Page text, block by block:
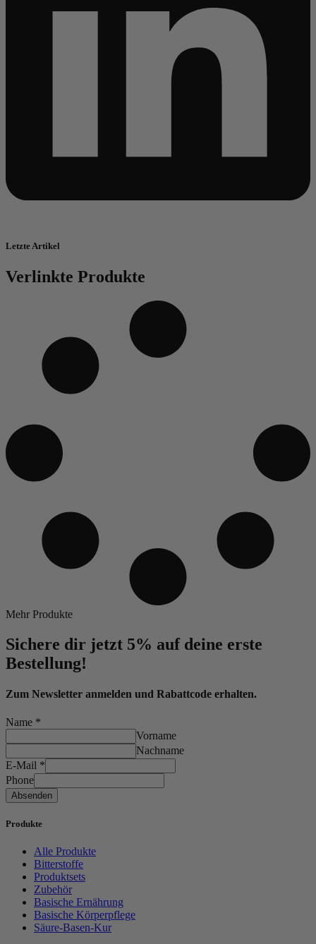
Letzte Artikel
Verlinkte Produkte
Mehr Produkte
Sichere dir jetzt 5% auf deine erste
Bestellung!
Zum Newsletter anmelden und Rabattcode erhalten.
Name *
Vorname
Nachname
E-Mail *
Phone
Absenden
Produkte
Alle Produkte
Bitterstoffe
Produktsets
Zubehör
Basische Ernährung
Basische Körperpflege
Säure-Basen-Kur